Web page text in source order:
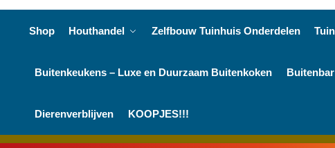
Shop Houthandel Zelfbouw Tuinhuis Onderdelen
Buitenkeukens – Luxe en Duurzaam Buitenkoken
Dierenverblijven KOOPJES!!!